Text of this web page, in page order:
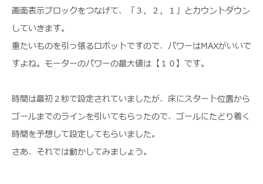
画面表示ブロックをつなげて、「３，２，１」とカウントダウン
していきます。
重たいものを引っ張るロボットですので、パワーはMAXがいいで
すよね。モーターのパワーの最大値は【１０】です。
時間は最初２秒で設定されていましたが、床にスタート位置から
ゴールまでのラインを引いてもらったので、ゴールにたどり着く
時間を予想して設定してもらいました。
さあ、それでは動かしてみましょう。